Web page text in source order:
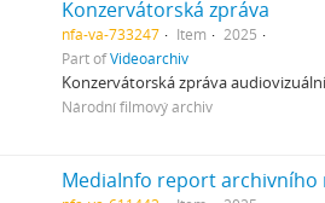
Konzervátorská zpráva
nfa-va-733247 Item
2025
Part ofVideoarchiv
Konzervátorská zpráva
Národní filmový archiv
MediaInfo report archivního